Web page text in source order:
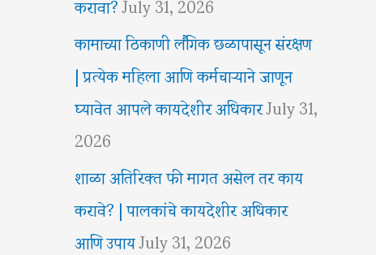
कामाच्या ठिकाणी लैंगिक छळापासून संरक्षण
| प्रत्येक महिला आणि कर्मचाऱ्याने जाणून
घ्यावेत आपले कायदेशीर अधिकारJuly 31,
2026
शाळा अतिरिक्त फी मागत असेल तर काय
करावे? | पालकांचे कायदेशीर अधिकार
आणि उपायJuly 31, 2026